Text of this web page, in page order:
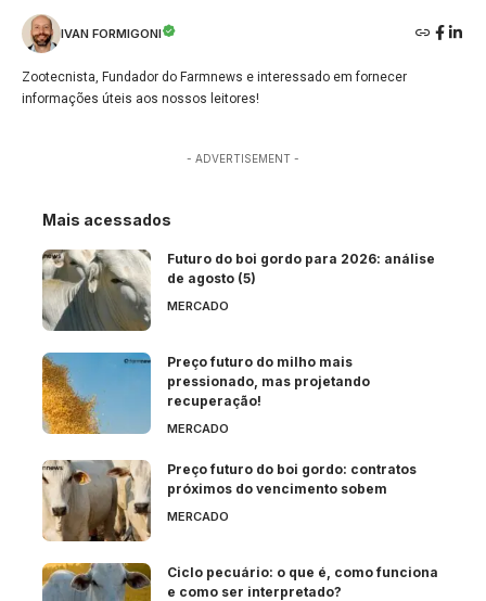
IVAN FORMIGONI
Zootecnista, Fundador do Farmnews e interessado em fornecer
informações úteis aos nossos leitores!
- ADVERTISEMENT -
Mais acessados
Futuro do boi gordo para 2026: análise
de agosto (5)
MERCADO
Preço futuro do milho mais
pressionado, mas projetando
recuperação!
MERCADO
Preço futuro do boi gordo: contratos
próximos do vencimento sobem
MERCADO
Ciclo pecuário: o que é, como funciona
e como ser interpretado?